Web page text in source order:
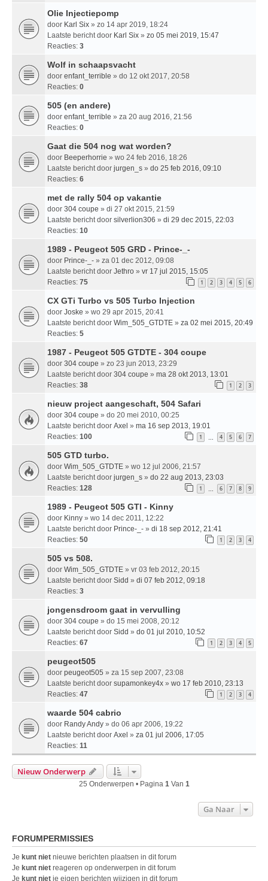
Olie Injectiepomp
door Karl Six » zo 14 apr 2019, 18:24
Laatste bericht door Karl Six » zo 05 mei 2019, 15:47
Reacties: 3
Wolf in schaapsvacht
door enfant_terrible » do 12 okt 2017, 20:58
Reacties: 0
505 (en andere)
door enfant_terrible » za 20 aug 2016, 21:56
Reacties: 0
Gaat die 504 nog wat worden?
door Beeperhorrie » wo 24 feb 2016, 18:26
Laatste bericht door jurgen_s » do 25 feb 2016, 09:10
Reacties: 6
met de rally 504 op vakantie
door 304 coupe » di 27 okt 2015, 21:59
Laatste bericht door silverlion306 » di 29 dec 2015, 22:03
Reacties: 10
1989 - Peugeot 505 GRD - Prince-_-
door Prince-_- » za 01 dec 2012, 09:08
Laatste bericht door Jethro » vr 17 jul 2015, 15:05
Reacties: 75 1 2 3 4 5 6
CX GTi Turbo vs 505 Turbo Injection
door Joske » wo 29 apr 2015, 20:41
Laatste bericht door Wim_505_GTDTE » za 02 mei 2015, 20:49
Reacties: 5
1987 - Peugeot 505 GTDTE - 304 coupe
door 304 coupe » zo 23 jun 2013, 23:29
Laatste bericht door 304 coupe » ma 28 okt 2013, 13:01
Reacties: 38 1 2 3
nieuw project aangeschaft, 504 Safari
door 304 coupe » do 20 mei 2010, 00:25
Laatste bericht door Axel » ma 16 sep 2013, 19:01
Reacties: 100 1 … 4 5 6 7
505 GTD turbo.
door Wim_505_GTDTE » wo 12 jul 2006, 21:57
Laatste bericht door jurgen_s » do 22 aug 2013, 23:03
Reacties: 128 1 … 6 7 8 9
1989 - Peugeot 505 GTI - Kinny
door Kinny » wo 14 dec 2011, 12:22
Laatste bericht door Prince-_- » di 18 sep 2012, 21:41
Reacties: 50 1 2 3 4
505 vs 508.
door Wim_505_GTDTE » vr 03 feb 2012, 20:15
Laatste bericht door Sidd » di 07 feb 2012, 09:18
Reacties: 3
jongensdroom gaat in vervulling
door 304 coupe » do 15 mei 2008, 20:12
Laatste bericht door Sidd » do 01 jul 2010, 10:52
Reacties: 67 1 2 3 4 5
peugeot505
door peugeot505 » za 15 sep 2007, 23:08
Laatste bericht door supamonkey4x » wo 17 feb 2010, 23:13
Reacties: 47 1 2 3 4
waarde 504 cabrio
door Randy Andy » do 06 apr 2006, 19:22
Laatste bericht door Axel » za 01 jul 2006, 17:05
Reacties: 11
Nieuw Onderwerp
25 Onderwerpen • Pagina 1Van 1
Ga Naar
FORUMPERMISSIES
Je kunt niet nieuwe berichten plaatsen in dit forum
Je kunt niet reageren op onderwerpen in dit forum
Je kunt niet je eigen berichten wijzigen in dit forum